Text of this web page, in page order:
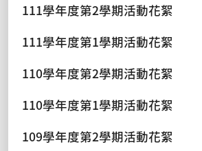
111學年度第2學期活動花絮
111學年度第1學期活動花絮
110學年度第2學期活動花絮
110學年度第1學期活動花絮
109學年度第2學期活動花絮